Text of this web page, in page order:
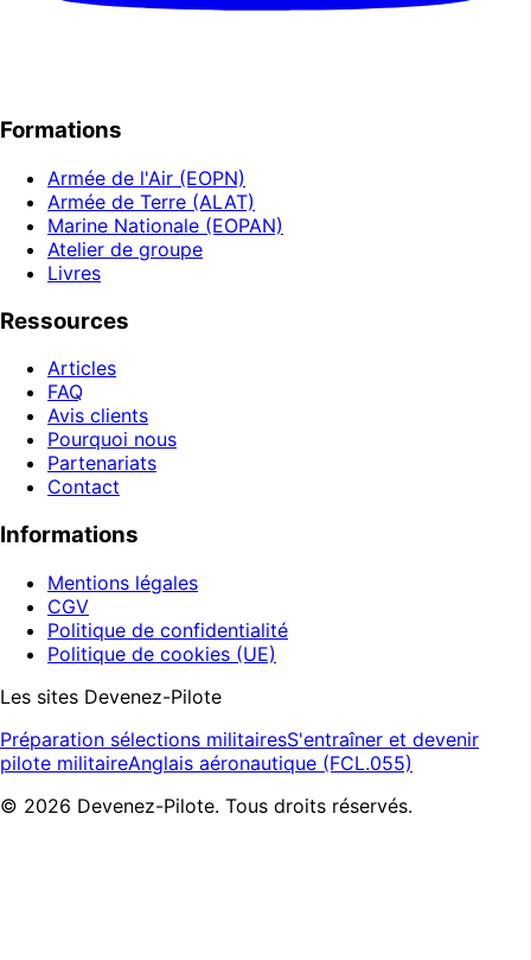
Formations
Armée de l'Air (EOPN)
Armée de Terre (ALAT)
Marine Nationale (EOPAN)
Atelier de groupe
Livres
Ressources
Articles
FAQ
Avis clients
Pourquoi nous
Partenariats
Contact
Informations
Mentions légales
CGV
Politique de confidentialité
Politique de cookies (UE)
Les sites Devenez-Pilote
Préparation sélections militairesS'entraîner et devenir
pilote militaireAnglais aéronautique (FCL.055)
© 2026 Devenez-Pilote. Tous droits réservés.